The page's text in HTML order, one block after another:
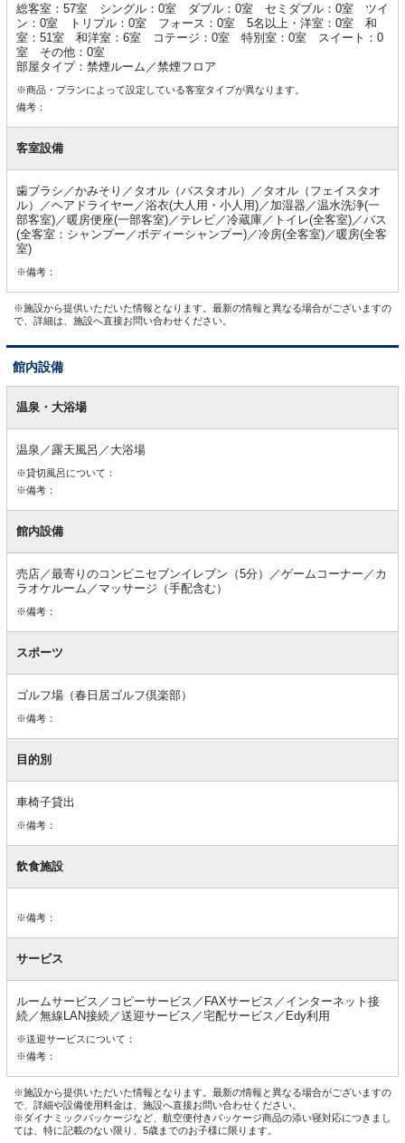
総客室：57室 シングル：0室 ダブル：0室 セミダブル：0室 ツイ
ン：0室 トリプル：0室 フォース：0室 5名以上・洋室：0室 和
室：51室 和洋室：6室 コテージ：0室 特別室：0室 スイート：0
室 その他：0室
部屋タイプ：禁煙ルーム／禁煙フロア
※商品・プランによって設定している客室タイプが異なります。
備考：
客室設備
歯ブラシ／かみそり／タオル（バスタオル）／タオル（フェイスタオ
ル）／ヘアドライヤー／浴衣(大人用・小人用)／加湿器／温水洗浄(一
部客室)／暖房便座(一部客室)／テレビ／冷蔵庫／トイレ(全客室)／バス
(全客室：シャンプー／ボディーシャンプー)／冷房(全客室)／暖房(全客
室)
※備考：
※施設から提供いただいた情報となります。最新の情報と異なる場合がございますの
で、詳細は、施設へ直接お問い合わせください。
館内設備
内温泉・大浴場
温泉／露天風呂／大浴場
※貸切風呂について：
※備考：
館内設備
売店／最寄りのコンビニセブンイレブン（5分）／ゲームコーナー／カ
ラオケルーム／マッサージ（手配含む）
※備考：
スポーツ
ゴルフ場（春日居ゴルフ倶楽部）
※備考：
目的別
車椅子貸出
※備考：
飲食施設
※備考：
サービス
ルームサービス／コピーサービス／FAXサービス／インターネット接
続／無線LAN接続／送迎サービス／宅配サービス／Edy利用
※送迎サービスについて：
※備考：
※施設から提供いただいた情報となります。最新の情報と異なる場合がございますの
で、詳細や設備使用料金は、施設へ直接お問い合わせください。
※ダイナミックパッケージなど、航空便付きパッケージ商品の添い寝対応につきまし
ては、特に記載のない限り、5歳までのお子様に限ります。